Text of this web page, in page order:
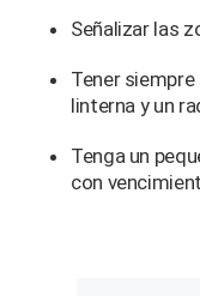
Señalizar las
Tener
linterna y un
Tenga un
con